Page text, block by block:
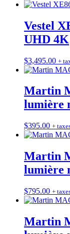
Vestel
UHD 4K
$3,495.00 +
Martin
lumière
$395.00 +
Martin
lumière
$795.00 +
Martin